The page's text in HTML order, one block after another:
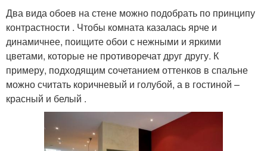
Два вида обоев на стене можно подобрать по принципу
контрастности . Чтобы комната казалась ярче и
динамичнее, поищите обои с нежными и яркими
цветами, которые не противоречат друг другу. К
примеру, подходящим сочетанием оттенков в спальне
можно считать коричневый и голубой, а в гостиной –
красный и белый .